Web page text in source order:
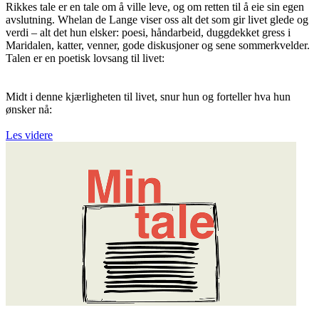
Rikkes tale er en tale om å ville leve, og om retten til å eie sin egen
avslutning. Whelan de Lange viser oss alt det som gir livet glede og
verdi – alt det hun elsker: poesi, håndarbeid, duggdekket gress i
Maridalen, katter, venner, gode diskusjoner og sene sommerkvelder.
Talen er en poetisk lovsang til livet:
Midt i denne kjærligheten til livet, snur hun og forteller hva hun
ønsker nå:
Les videre